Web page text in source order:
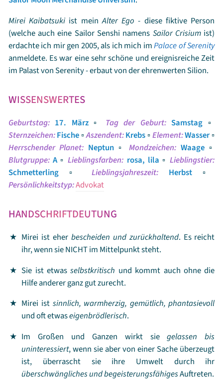
Mirei Kaibatsukiist meinAlter Ego - diese fiktive Person
(welche auch eine Sailor Senshi namens Sailor Crisium ist)
erdachte ich mir gen 2005, als ich mich imPalace of Serenity
anmeldete. Es war eine sehr schöne und ereignisreiche Zeit
im Palast von Serenity - erbaut von der ehrenwerten Silion.
WISSENSWERTES
Geburtstag: 17. März▫️ Tag der Geburt: Samstag ▫️
Sternzeichen:Fische▫️Aszendent:Krebs▫️Element:Wasser▫️
Herrschender Planet: Neptun ▫️ Mondzeichen: Waage▫️
Blutgruppe: A▫️Lieblingsfarben: rosa, lila ▫️Lieblingstier:
Schmetterling▫️ Lieblingsjahreszeit: Herbst ▫️
Persönlichkeitstyp:Advokat
HANDSCHRIFTDEUTUNG
Mirei ist eher bescheiden und zurückhaltend. Es reicht
ihr, wenn sie NICHT im Mittelpunkt steht.
Sie ist etwasselbstkritisch und kommt auch ohne die
Hilfe anderer ganz gut zurecht.
Mirei ist sinnlich, warmherzig, gemütlich, phantasievoll
und oft etwaseigenbrödlerisch.
Im Großen und Ganzen wirkt siegelassen bis
uninteressiert, wenn sie aber von einer Sache überzeugt
ist, überrascht sie ihre Umwelt durch ihr
überschwängliches und begeisterungsfähigesAuftreten.